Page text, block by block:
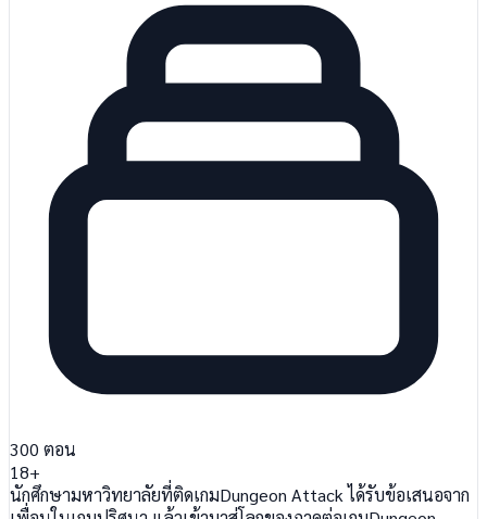
300 ตอน
18+
นักศึกษามหาวิทยาลัยที่ติดเกมDungeon Attack ได้รับข้อเสนอจาก